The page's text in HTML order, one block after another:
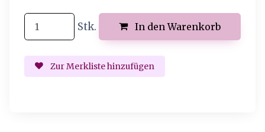
Stk. In den Warenkorb
Zur Merkliste hinzufügen